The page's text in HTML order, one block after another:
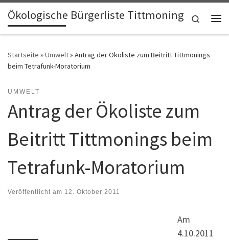
Zum Inhalt springen
Ökologische Bürgerliste Tittmoning
Search
Startseite »Umwelt»Antrag der Ökoliste zum Beitritt Tittmonings
beim Tetrafunk-Moratorium
UMWELT
Antrag der Ökoliste zum
Beitritt Tittmonings beim
Tetrafunk-Moratorium
Veröffentlicht am 12. Oktober 2011
Am
4.10.2011